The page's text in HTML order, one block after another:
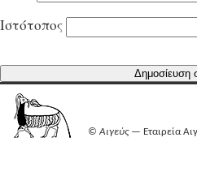
Ιστότοπος
© Αιγεύς— Εταιρεία